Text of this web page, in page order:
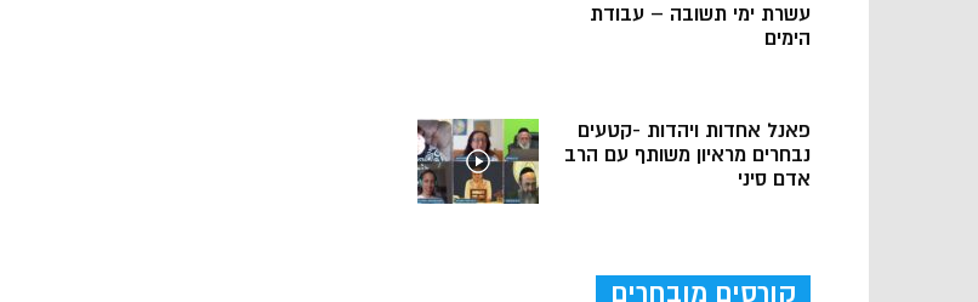
עשרת ימי תשובה – עבודת
הימים
פאנל אחדות ויהדות -קטעים
נבחרים מראיון משותף עם הרב
אדם סיני
קורסים מובחרים